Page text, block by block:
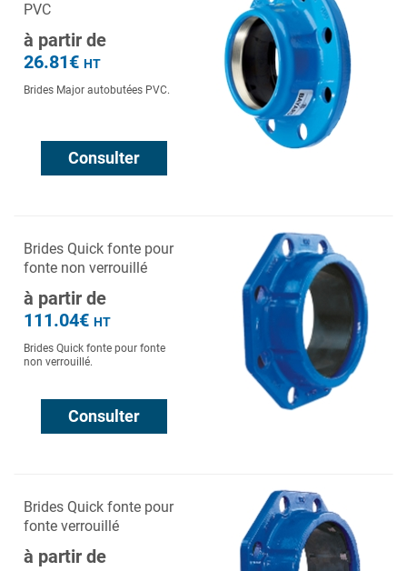
PVC
à partir de
26.81€ HT
Brides Major autobutées PVC.
Consulter
Brides Quick fonte pour
fonte non verrouillé
à partir de
111.04€ HT
Brides Quick fonte pour fonte
non verrouillé.
Consulter
Brides Quick fonte pour
fonte verrouillé
à partir de